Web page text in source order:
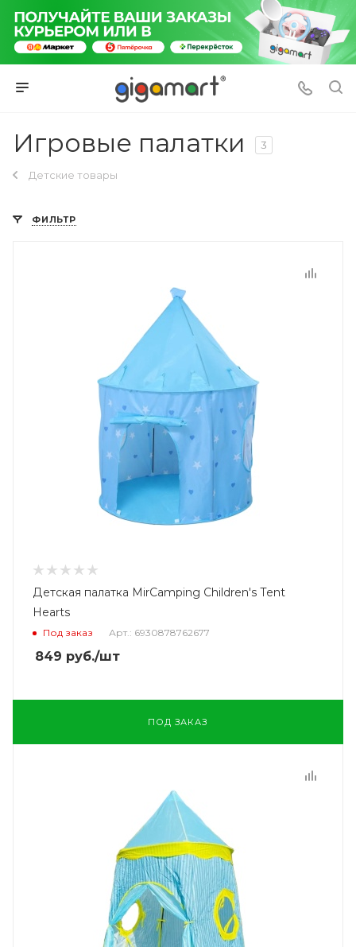
Игровые палатки 3
Детские товары
ФИЛЬТР
Детская палатка MirCamping Children's Tent
Hearts
Под заказ Арт.: 6930878762677
849 руб./шт
ПОД ЗАКАЗ